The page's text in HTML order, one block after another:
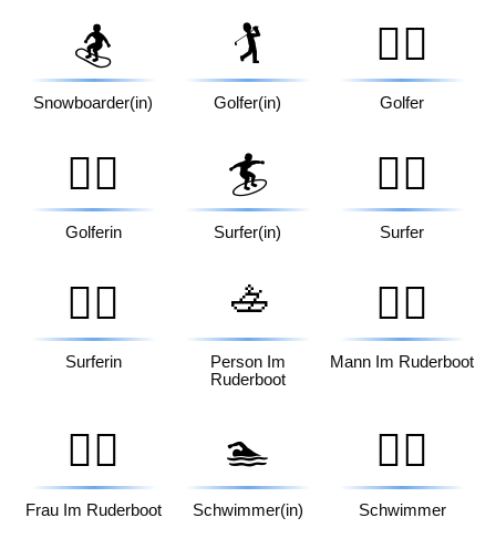
🏂
Snowboarder(in)
🏌️
Golfer(in)
🏌️‍♂️
Golfer
🏌️‍♀️
Golferin
🏄
Surfer(in)
🏄‍♂️
Surfer
🏄‍♀️
Surferin
🚣
Person Im
Ruderboot
🚣‍♂️
Mann Im Ruderboot
🚣‍♀️
Frau Im Ruderboot
🏊
Schwimmer(in)
🏊‍♂️
Schwimmer